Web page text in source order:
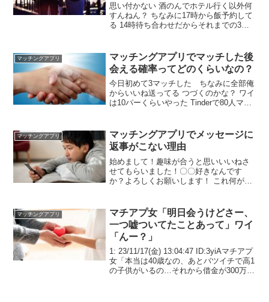
思い付かない 酒のんでホテル行く以外何
すんねん？ ちなみに17時から飯予約して
る 14時待ち合わせだからそれまでの3時
が合いそうだったらそのままホテルでえ
え ワイはいつもこうしてる とにかくホテ
ルに近い所にしろ
マッチングアプリ
マッチングアプリでマッチした後
会える確率ってどのくらいなの？
今日初めて3マッチした ちなみに全部俺
からいいね送ってる つづくのかな？ ワイ
は10パーくらいやった Tinderで80人マッ
ど数年前無駄にやり取りしてた時は中々
会えなかったが最近は早めに誘う事でと
りあえず会うことは出来てる
マッチングアプリ
マッチングアプリでメッセージに
返事がこない理由
始めまして！趣味が合うと思いいいねさ
せてもらいました！〇〇好きなんです
か？よろしくお願いします！ これ何がだ
なんですか？って聞いてるか？そういう
とこから恋は始まるんだぞ マジそれ？ま
ぁ試してみるか そんなメッセージ毎日10
通以上貰ってるからな
マッチングアプリ
マチアプ女「明日会うけどさー、
一つ嘘ついてたことあって」ワイ
「んー？」
1: 23/11/17(金) 13:04:47 ID:3yiAマチアプ
女「本当は40歳なの、あとバツイチで高1
の子供がいるの…それから借金が300万あ